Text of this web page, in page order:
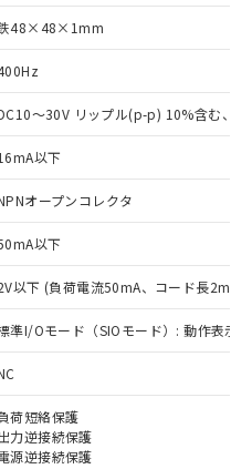
48×48×1mm
～30V リップル(p-p) 10%含む、
以下
オープンコレクタ
以下
以下 (負荷電流50mA、コード長2m時)
準I/Oモード（SIOモード）: 動作表示
荷短絡保護
力逆接続保護
源逆接続保護
指令（10物質）の